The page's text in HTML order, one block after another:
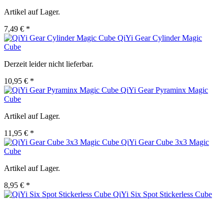
Artikel auf Lager.
7,49 € *
QiYi Gear Cylinder Magic
Cube
Derzeit leider nicht lieferbar.
10,95 € *
QiYi Gear Pyraminx Magic
Cube
Artikel auf Lager.
11,95 € *
QiYi Gear Cube 3x3 Magic
Cube
Artikel auf Lager.
8,95 € *
QiYi Six Spot Stickerless Cube